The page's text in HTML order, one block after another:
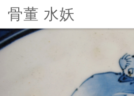
骨董 水妖